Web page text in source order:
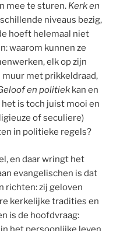
mee te sturen. Kerk en
niveaus bezig,
hoeft helemaal niet
waarom kunnen ze
elk op zijn
met prikkeldraad,
en politiek kan en
is toch juist mooi en
of seculiere)
in politieke regels?
en daar wringt het
evangelischen is dat
richten: zij geloven
kerkelijke tradities en
is de hoofdvraag: